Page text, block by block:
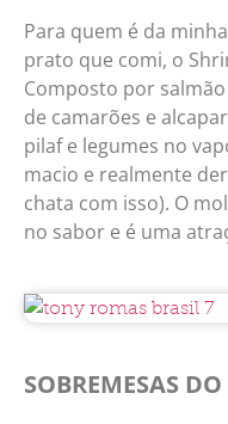
Para quem é da
prato que comi, o
Composto por
de camarões e
pilaf e legumes no
macio e realmente
chata com isso). O
no sabor e é uma
SOBREMESAS